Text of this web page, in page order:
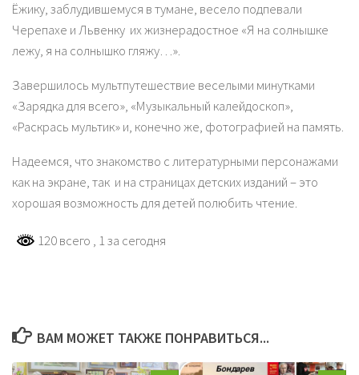
Ёжику, заблудившемуся в тумане, весело подпевали
Черепахе и Львенку их жизнерадостное «Я на солнышке
лежу, я на солнышко гляжу…».
Завершилось мультпутешествие веселыми минутками
«Зарядка для всего», «Музыкальный калейдоскоп»,
«Раскрась мультик» и, конечно же, фотографией на память.
Надеемся, что знакомство с литературными персонажами
как на экране, так и на страницах детских изданий – это
хорошая возможность для детей полюбить чтение.
120 всего , 1 за сегодня
ВАМ МОЖЕТ ТАКЖЕ ПОНРАВИТЬСЯ...